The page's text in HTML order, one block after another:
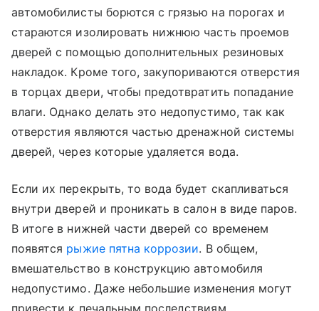
автомобилисты борются с грязью на порогах и
стараются изолировать нижнюю часть проемов
дверей с помощью дополнительных резиновых
накладок. Кроме того, закупориваются отверстия
в торцах двери, чтобы предотвратить попадание
влаги. Однако делать это недопустимо, так как
отверстия являются частью дренажной системы
дверей, через которые удаляется вода.
Если их перекрыть, то вода будет скапливаться
внутри дверей и проникать в салон в виде паров.
В итоге в нижней части дверей со временем
появятся рыжие пятна коррозии. В общем,
вмешательство в конструкцию автомобиля
недопустимо. Даже небольшие изменения могут
привести к печальным последствиям.